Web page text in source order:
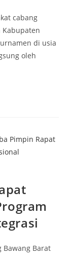
cabang
Kabupaten
di usia
oleh
Bawang Barat